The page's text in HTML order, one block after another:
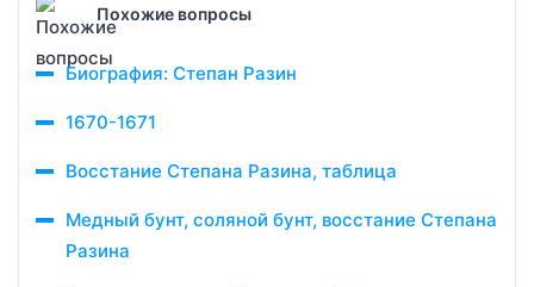
Похожие вопросы
Биография: Степан Разин
1670-1671
Восстание Степана Разина, таблица
Медный бунт, соляной бунт, восстание Степана
Разина